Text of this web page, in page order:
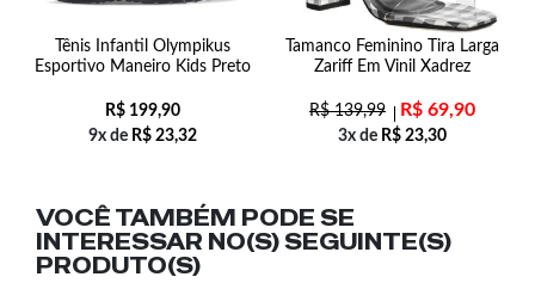
Tênis Infantil Olympikus
Esportivo Maneiro Kids Preto
R$ 199,90
9x de R$ 23,32
Tamanco Feminino Tira Larga
Zariff Em Vinil Xadrez
R$139,99 R$ 69,90
3x de R$ 23,30
VOCÊ TAMBÉM PODE SE
INTERESSAR NO(S) SEGUINTE(S)
PRODUTO(S)